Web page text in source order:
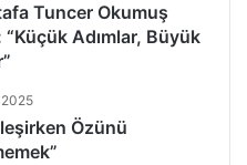
Tuncer Okumuş
“Küçük Adımlar, Büyük
2025
Özünü